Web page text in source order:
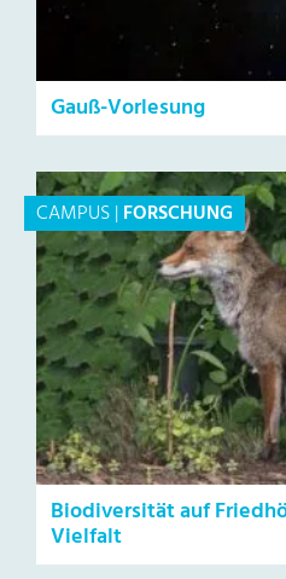
Gauß-Vorlesung
CAMPUS|FORSCHUNG
Biodiversität auf
Vielfalt